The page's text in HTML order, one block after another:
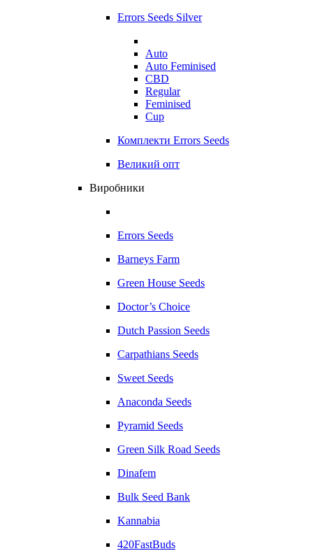
Errors Seeds Silver
Auto
Auto Feminised
CBD
Regular
Feminised
Cup
Комплекти Errors Seeds
Великий опт
Виробники
Errors Seeds
Barneys Farm
Green House Seeds
Doctor’s Choice
Dutch Passion Seeds
Carpathians Seeds
Sweet Seeds
Anaconda Seeds
Pyramid Seeds
Green Silk Road Seeds
Dinafem
Bulk Seed Bank
Kannabia
420FastBuds